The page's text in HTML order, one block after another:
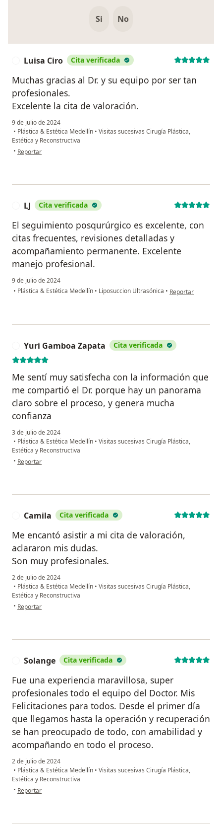
Si No
Luisa Ciro Cita verificada
Muchas gracias al Dr. y su equipo por ser tan
profesionales.
Excelente la cita de valoración.
9 de julio de 2024
• Plástica & Estética Medellín • Visitas sucesivas Cirugía Plástica,
Estética y Reconstructiva
• en opinión del usuario Luisa Ciro
Reportar
LJ Cita verificada
El seguimiento posqurúrgico es excelente, con
citas frecuentes, revisiones detalladas y
acompañamiento permanente. Excelente
manejo profesional.
9 de julio de 2024
• Plástica & Estética Medellín • Liposuccion Ultrasónica • en opinión del
Reportar
Yuri Gamboa Zapata Cita verificada
Me sentí muy satisfecha con la información que
me compartió el Dr. porque hay un panorama
claro sobre el proceso, y genera mucha
confianza
3 de julio de 2024
• Plástica & Estética Medellín • Visitas sucesivas Cirugía Plástica,
Estética y Reconstructiva
• en opinión del usuario Yuri Gamboa Zapata
Reportar
Camila Cita verificada
Me encantó asistir a mi cita de valoración,
aclararon mis dudas.
Son muy profesionales.
2 de julio de 2024
• Plástica & Estética Medellín • Visitas sucesivas Cirugía Plástica,
Estética y Reconstructiva
• en opinión del usuario Camila
Reportar
Solange Cita verificada
Fue una experiencia maravillosa, super
profesionales todo el equipo del Doctor. Mis
Felicitaciones para todos. Desde el primer día
que llegamos hasta la operación y recuperación
se han preocupado de todo, con amabilidad y
acompañando en todo el proceso.
2 de julio de 2024
• Plástica & Estética Medellín • Visitas sucesivas Cirugía Plástica,
Estética y Reconstructiva
• en opinión del usuario Solange
Reportar